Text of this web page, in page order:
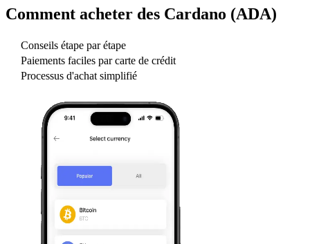
Comment acheter des Cardano (ADA)
Conseils étape par étape
Paiements faciles par carte de crédit
Processus d'achat simplifié